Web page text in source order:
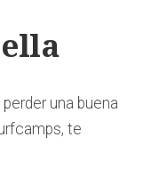
una buena
te